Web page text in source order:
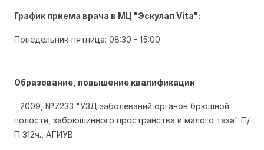
График приема врача в МЦ "Эскулап Vita":
Понедельник-пятница: 08:30 - 15:00
Образование, повышение квалификации
- 2009, №7233 "УЗД заболеваний органов брюшной
полости, забрюшинного пространства и малого таза" П/
П 312ч., АГИУВ